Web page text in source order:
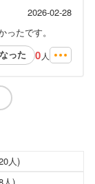
2026-02-28
たです。
った
0 人
人)